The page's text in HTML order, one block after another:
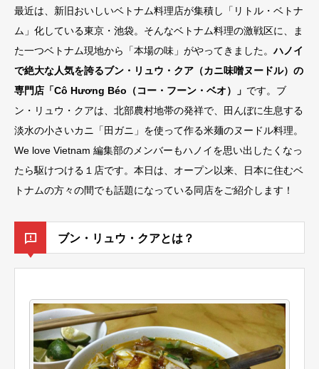
最近は、新旧おいしいベトナム料理店が集積し「リトル・ベトナ
ム」化している東京・池袋。そんなベトナム料理の激戦区に、ま
た一つベトナム現地から「本場の味」がやってきました。ハノイ
で絶大な人気を誇るブン・リュウ・クア（カニ味噌ヌードル）の
専門店「Cô Hương Béo（コー・フーン・ベオ）」 です。ブ
ン・リュウ・クアは、北部農村地帯の発祥で、田んぼに生息する
淡水の小さいカニ「田ガニ」を使って作る米麺のヌードル料理。
We love Vietnam 編集部のメンバーもハノイを思い出したくなっ
たら駆けつける１店です。本日は、オープン以来、日本に住むベ
トナムの方々の間でも話題になっている同店をご紹介します！
ブン・リュウ・クアとは？